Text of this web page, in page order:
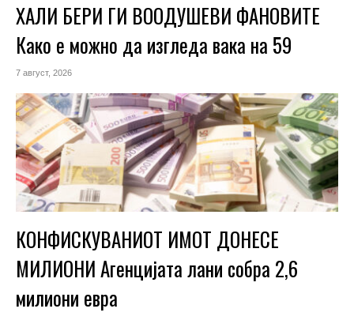
ХАЛИ БЕРИ ГИ ВООДУШЕВИ ФАНОВИТЕ
Како е можно да изгледа вака на 59
7 август, 2026
КОНФИСКУВАНИОТ ИМОТ ДОНЕСЕ
МИЛИОНИ Агенцијата лани собра 2,6
милиони евра